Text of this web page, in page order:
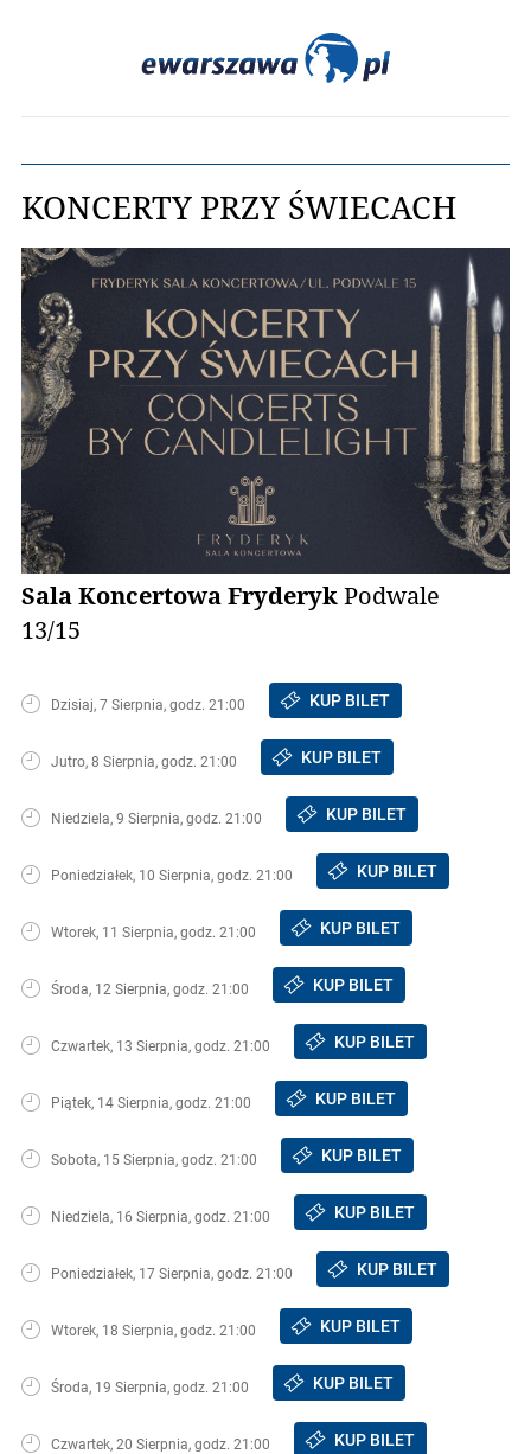
KONCERTY PRZY ŚWIECACH
Sala Koncertowa FryderykPodwale
13/15
Dzisiaj, 7 Sierpnia, godz. 21:00 KUP BILET
Jutro, 8 Sierpnia, godz. 21:00 KUP BILET
Niedziela, 9 Sierpnia, godz. 21:00 KUP BILET
Poniedziałek, 10 Sierpnia, godz. 21:00 KUP BILET
Wtorek, 11 Sierpnia, godz. 21:00 KUP BILET
Środa, 12 Sierpnia, godz. 21:00 KUP BILET
Czwartek, 13 Sierpnia, godz. 21:00 KUP BILET
Piątek, 14 Sierpnia, godz. 21:00 KUP BILET
Sobota, 15 Sierpnia, godz. 21:00 KUP BILET
Niedziela, 16 Sierpnia, godz. 21:00 KUP BILET
Poniedziałek, 17 Sierpnia, godz. 21:00 KUP BILET
Wtorek, 18 Sierpnia, godz. 21:00 KUP BILET
Środa, 19 Sierpnia, godz. 21:00 KUP BILET
Czwartek, 20 Sierpnia, godz. 21:00 KUP BILET